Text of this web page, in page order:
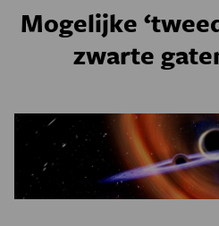
NATUURWETENSCHAPPEN
PODCAST
JONGE UITDAGERS
Mogelijke
zwarte